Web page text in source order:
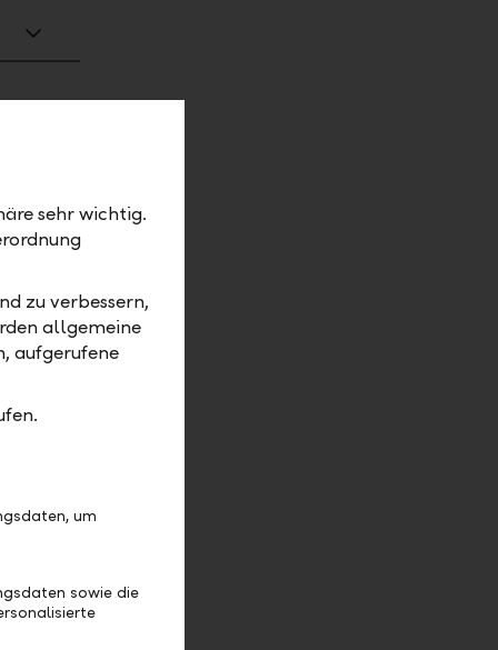
sehr wichtig.
zu verbessern,
allgemeine
aufgerufene
um
sowie die